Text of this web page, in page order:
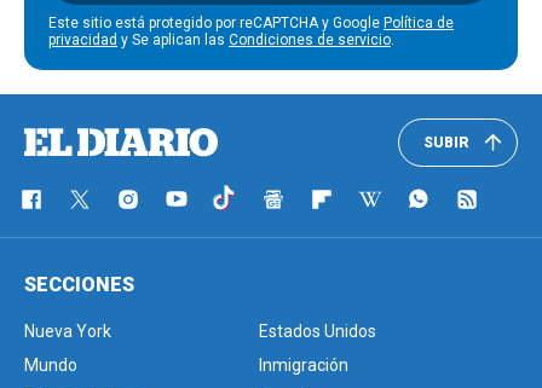
Este sitio está protegido por reCAPTCHA y Google Política de
privacidad y Se aplican las Condiciones de servicio.
SUBIR
SECCIONES
Nueva York
Estados Unidos
Mundo
Inmigración